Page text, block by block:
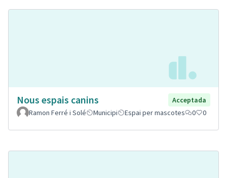
Nous espais canins
Acceptada
Ramon Ferré i Solé
Municipi Espai per mascotes 0 0